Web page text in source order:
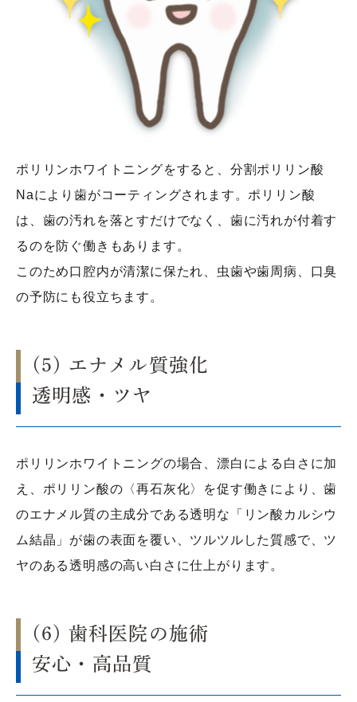
ポリリンホワイトニングをすると、分割ポリリン酸
Naにより歯がコーティングされます。ポリリン酸
は、歯の汚れを落とすだけでなく、歯に汚れが付着す
るのを防ぐ働きもあります。
このため口腔内が清潔に保たれ、虫歯や歯周病、口臭
の予防にも役立ちます。
(5) エナメル質強化
透明感・ツヤ
ポリリンホワイトニングの場合、漂白による白さに加
え、ポリリン酸の〈再石灰化〉を促す働きにより、歯
のエナメル質の主成分である透明な「リン酸カルシウ
ム結晶」が歯の表面を覆い、ツルツルした質感で、ツ
ヤのある透明感の高い白さに仕上がります。
(6) 歯科医院の施術
安心・高品質